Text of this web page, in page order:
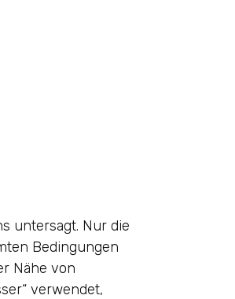
untersagt. Nur die
Bedingungen
Nähe von
verwendet,